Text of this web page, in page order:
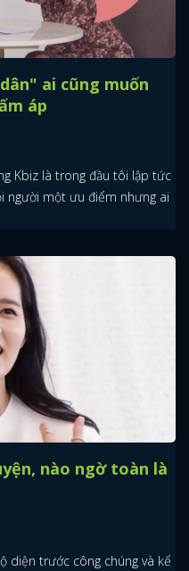
ai cũng muốn
áp
Kbiz là trong đầu tôi lập tức
người một ưu điểm nhưng ai
nào ngờ toàn là
diện trước công chúng và kể